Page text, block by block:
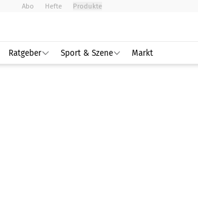
Abo Hefte Produkte
Ratgeber Sport & Szene Markt